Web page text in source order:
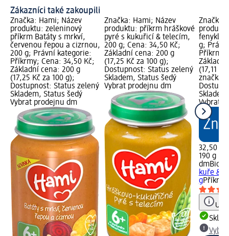
Zákazníci také zakoupili
Značka: Hami; Název
produktu: zeleninový
příkrm Batáty s mrkví,
červenou řepou a cizrnou,
200 g; Právní kategorie:
Příkrmy; Cena: 34,50 Kč;
Základní cena: 200 g
(17,25 Kč za 100 g);
Dostupnost: Status zelený
Skladem, Status šedý
Vybrat prodejnu dm
Značka: Hami; Název
produktu: příkrm hráškové
pyré s kukuřicí & telecím,
200 g; Cena: 34,50 Kč;
Základní cena: 200 g
(17,25 Kč za 100 g);
Dostupnost: Status zelený
Skladem, Status šedý
Vybrat prodejnu dm
Značka:
fenykl,
g;
Příkrmy;
Základní
(17,11
značka
Vybrat
32,50 Kč
190 g
dmBio
kuře &
gPříkrmy